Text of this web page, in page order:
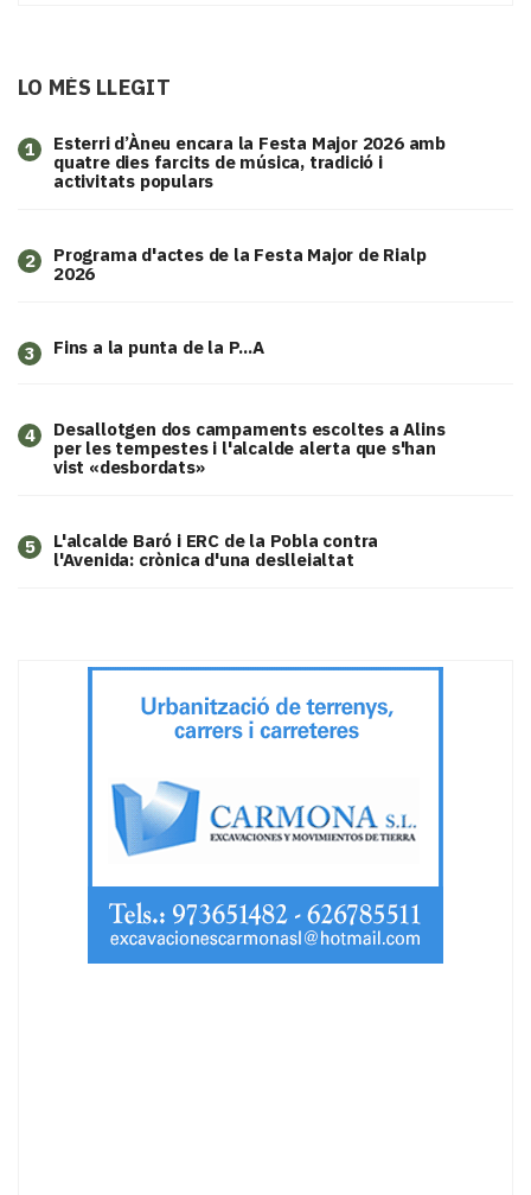
LO MÉS LLEGIT
1
Esterri d’Àneu encara la Festa Major 2026 amb
quatre dies farcits de música, tradició i
activitats populars
2
Programa d'actes de la Festa Major de Rialp
2026
3 Fins a la punta de la P...A
4
​Desallotgen dos campaments escoltes a Alins
per les tempestes i l'alcalde alerta que s'han
vist «desbordats»
5
L'alcalde Baró i ERC de la Pobla contra
l'Avenida: crònica d'una deslleialtat